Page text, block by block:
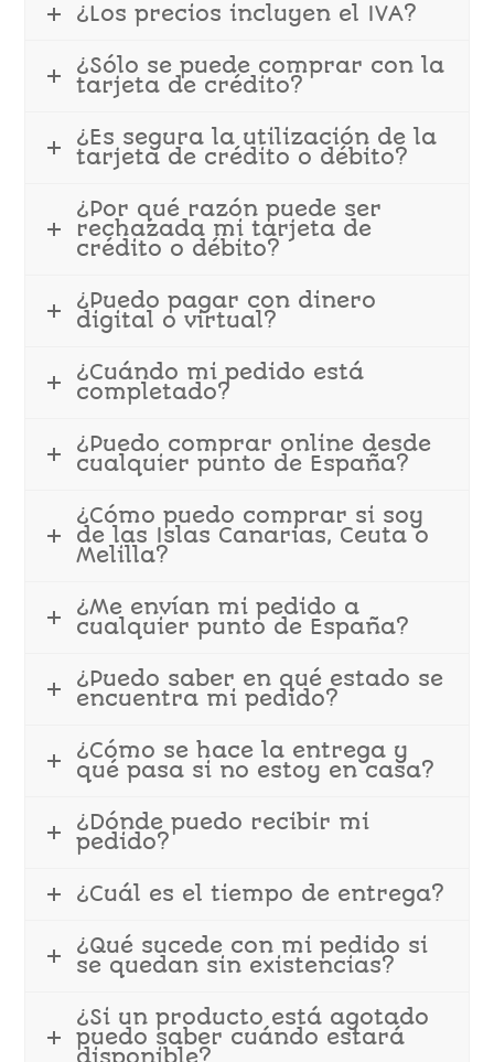
¿Los precios incluyen el IVA?
¿Sólo se puede comprar con la
tarjeta de crédito?
¿Es segura la utilización de la
tarjeta de crédito o débito?
¿Por qué razón puede ser
rechazada mi tarjeta de
crédito o débito?
¿Puedo pagar con dinero
digital o virtual?
¿Cuándo mi pedido está
completado?
¿Puedo comprar online desde
cualquier punto de España?
¿Cómo puedo comprar si soy
de las Islas Canarias, Ceuta o
Melilla?
¿Me envían mi pedido a
cualquier punto de España?
¿Puedo saber en qué estado se
encuentra mi pedido?
¿Cómo se hace la entrega y
qué pasa si no estoy en casa?
¿Dónde puedo recibir mi
pedido?
¿Cuál es el tiempo de entrega?
¿Qué sucede con mi pedido si
se quedan sin existencias?
¿Si un producto está agotado
puedo saber cuándo estará